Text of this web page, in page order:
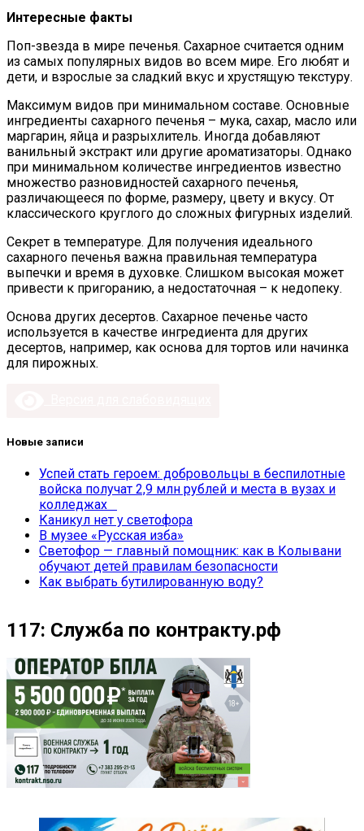
Интересные факты
Поп-звезда в мире печенья. Сахарное считается одним
из самых популярных видов во всем мире. Его любят и
дети, и взрослые за сладкий вкус и хрустящую текстуру.
Максимум видов при минимальном составе. Основные
ингредиенты сахарного печенья – мука, сахар, масло или
маргарин, яйца и разрыхлитель. Иногда добавляют
ванильный экстракт или другие ароматизаторы. Однако
при минимальном количестве ингредиентов известно
множество разновидностей сахарного печенья,
различающееся по форме, размеру, цвету и вкусу. От
классического круглого до сложных фигурных изделий.
Секрет в температуре. Для получения идеального
сахарного печенья важна правильная температура
выпечки и время в духовке. Слишком высокая может
привести к пригоранию, а недостаточная – к недопеку.
Основа других десертов. Сахарное печенье часто
используется в качестве ингредиента для других
десертов, например, как основа для тортов или начинка
для пирожных.
Новые записи
Успей стать героем: добровольцы в беспилотные
войска получат 2,9 млн рублей и места в вузах и
колледжах
Каникул нет у светофора
В музее «Русская изба»
Светофор — главный помощник: как в Колывани
обучают детей правилам безопасности
Как выбрать бутилированную воду?
117: Служба по контракту.рф